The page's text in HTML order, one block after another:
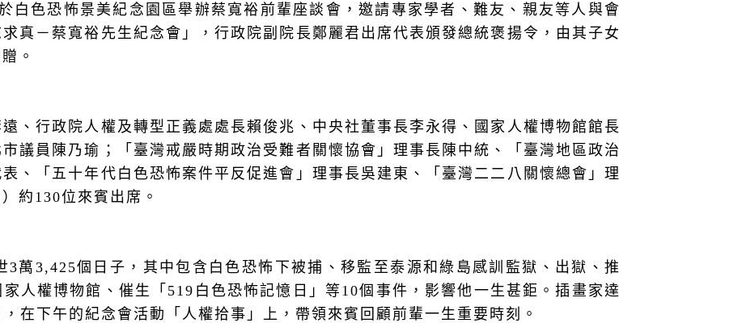
白色恐怖景美紀念園區舉辦蔡寬裕前輩座談會，邀請專家學者、難友、親友等人與會
真－蔡寬裕先生紀念會」，行政院副院長鄭麗君出席代表頒發總統褒揚令，由其子女
。
、行政院人權及轉型正義處處長賴俊兆、中央社董事長李永得、國家人權博物館館長
議員陳乃瑜；「臺灣戒嚴時期政治受難者關懷協會」理事長陳中統、「臺灣地區政治
、「五十年代白色恐怖案件平反促進會」理事長吳建東、「臺灣二二八關懷總會」理
約 130位來賓出席。
3萬 3,425個日子，其中包含白色恐怖下被捕、移監至泰源和綠島感訓監獄、出獄、推
人權博物館、催生「 519 白色恐怖記憶日」等 10個事件，影響他一生甚鉅。插畫家達
在下午的紀念會活動「人權拾事」上，帶領來賓回顧前輩一生重要時刻。